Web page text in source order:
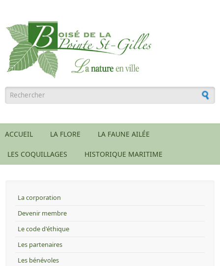
Formulaire de recherche
ACCUEIL LA FLORE LA FAUNE AILÉE
LES COQUILLAGES HISTORIQUE MARITIME
La corporation
Devenir membre
Le code d'éthique
Les partenaires
Les bénévoles